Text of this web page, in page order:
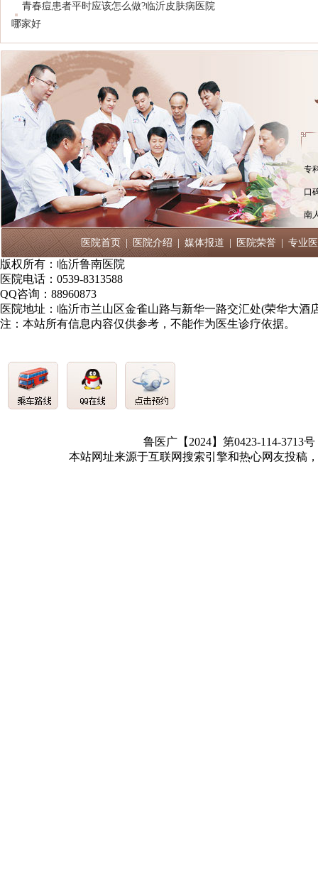
青春痘患者平时应该怎么做?临沂皮肤病医院
哪家好
专
口
南
医院首页 | 医院介绍 媒体报道 医院荣誉 专业
版权所有：临沂鲁南医院
医院电话：0539-8313588
QQ咨询：88960873
医院地址：临沂市兰山区金雀山路与新华一路交汇处(荣华大酒
注：本站所有信息内容仅供参考，不能作为医生诊疗依据。
鲁医广【2024】第0423-114-3713
本站网址来源于互联网搜索引擎和热心网友投稿